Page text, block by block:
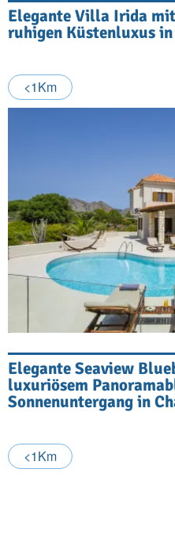
Elegante Villa Irida
ruhigen Küstenluxus
<1Km
Elegante Seaview
luxuriösem
Sonnenuntergang in
<1Km